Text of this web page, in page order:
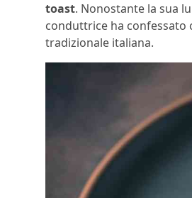
toast. Nonostante la sua
conduttrice ha confessato
tradizionale italiana.